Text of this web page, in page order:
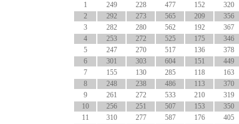
1
249 228 477 152 320
2
292 273 565 209 356
3
282 280 562 192 367
4
253 272 525 175 346
5
247 270 517 136 378
6
301 303 604 151 449
7
155 130 285 118 163
8
248 238 486 113 370
9
261 272 533 210 319
10
256 251 507 153 350
11
310 277 587 176 405